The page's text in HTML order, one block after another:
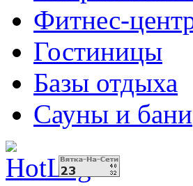
Фитнес-
Гостиницы
Базы отдыха
Сауны и бани